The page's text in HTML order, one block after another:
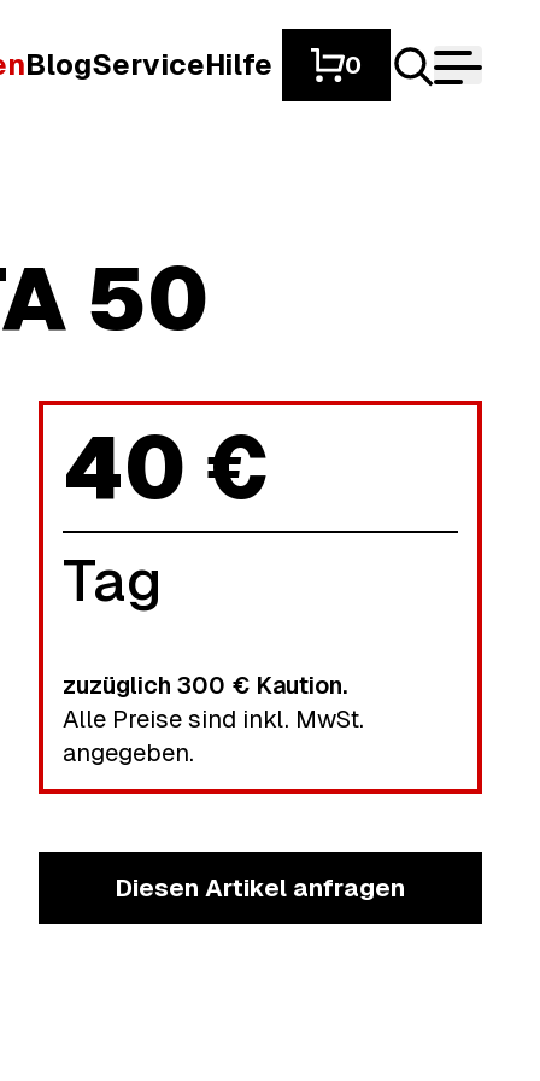
BlogServiceHilfe 0
50
40 €
Tag
zuzüglich 300 € Kaution.
Alle Preise sind inkl. MwSt.
angegeben.
Diesen Artikel anfragen